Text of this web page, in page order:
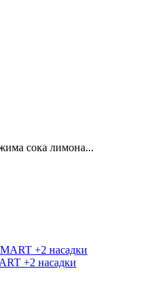
сока лимона...
+2 насадки